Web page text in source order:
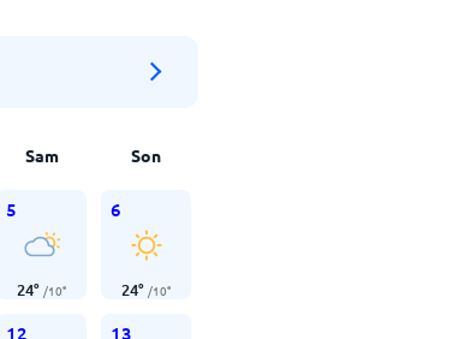
Sam Son
5
24° /10°
6
24° /10°
12 13